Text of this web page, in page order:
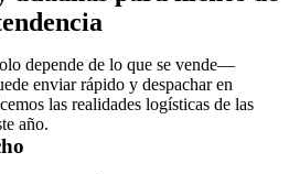
depende de lo que se vende—
enviar rápido y despachar en
las realidades logísticas de las
año.